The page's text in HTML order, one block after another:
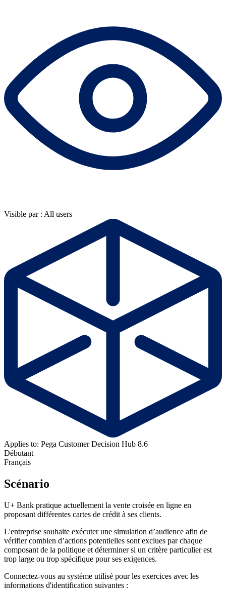
Visible par : All users
Applies to: Pega Customer Decision Hub 8.6
Débutant
Français
Scénario
U+ Bank pratique actuellement la vente croisée en ligne en
proposant différentes cartes de crédit à ses clients.
L'entreprise souhaite exécuter une simulation d’audience afin de
vérifier combien d’actions potentielles sont exclues par chaque
composant de la politique et déterminer si un critère particulier est
trop large ou trop spécifique pour ses exigences.
Connectez-vous au système utilisé pour les exercices avec les
informations d'identification suivantes :